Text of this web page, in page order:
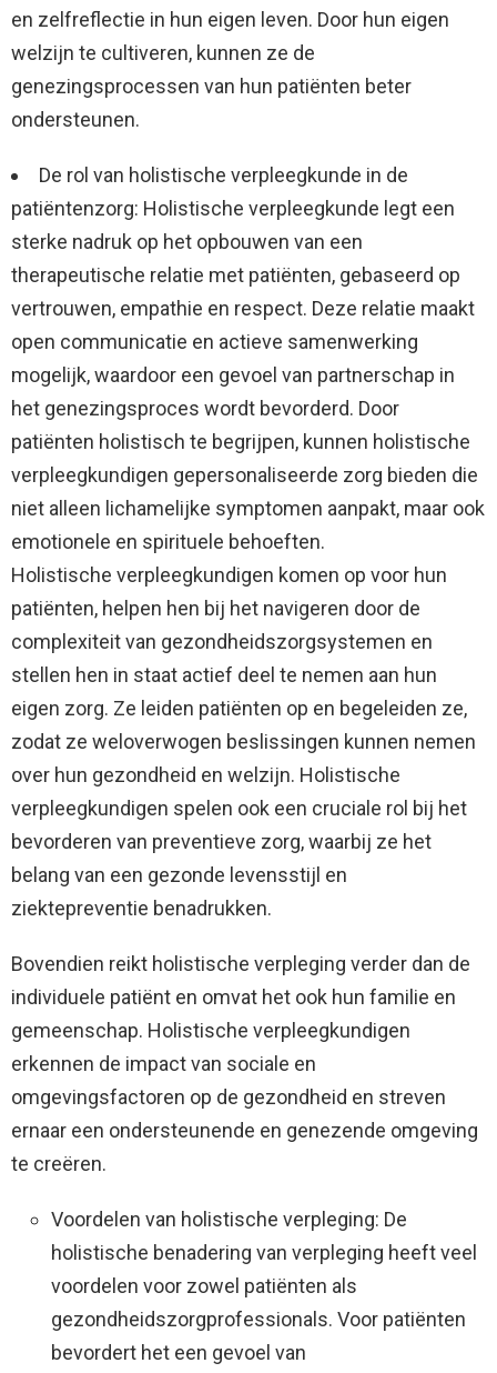
en zelfreflectie in hun eigen leven. Door hun eigen
welzijn te cultiveren, kunnen ze de
genezingsprocessen van hun patiënten beter
ondersteunen.
De rol van holistische verpleegkunde in de
patiëntenzorg: Holistische verpleegkunde legt een
sterke nadruk op het opbouwen van een
therapeutische relatie met patiënten, gebaseerd op
vertrouwen, empathie en respect. Deze relatie maakt
open communicatie en actieve samenwerking
mogelijk, waardoor een gevoel van partnerschap in
het genezingsproces wordt bevorderd. Door
patiënten holistisch te begrijpen, kunnen holistische
verpleegkundigen gepersonaliseerde zorg bieden die
niet alleen lichamelijke symptomen aanpakt, maar ook
emotionele en spirituele behoeften.
Holistische verpleegkundigen komen op voor hun
patiënten, helpen hen bij het navigeren door de
complexiteit van gezondheidszorgsystemen en
stellen hen in staat actief deel te nemen aan hun
eigen zorg. Ze leiden patiënten op en begeleiden ze,
zodat ze weloverwogen beslissingen kunnen nemen
over hun gezondheid en welzijn. Holistische
verpleegkundigen spelen ook een cruciale rol bij het
bevorderen van preventieve zorg, waarbij ze het
belang van een gezonde levensstijl en
ziektepreventie benadrukken.
Bovendien reikt holistische verpleging verder dan de
individuele patiënt en omvat het ook hun familie en
gemeenschap. Holistische verpleegkundigen
erkennen de impact van sociale en
omgevingsfactoren op de gezondheid en streven
ernaar een ondersteunende en genezende omgeving
te creëren.
Voordelen van holistische verpleging: De
holistische benadering van verpleging heeft veel
voordelen voor zowel patiënten als
gezondheidszorgprofessionals. Voor patiënten
bevordert het een gevoel van